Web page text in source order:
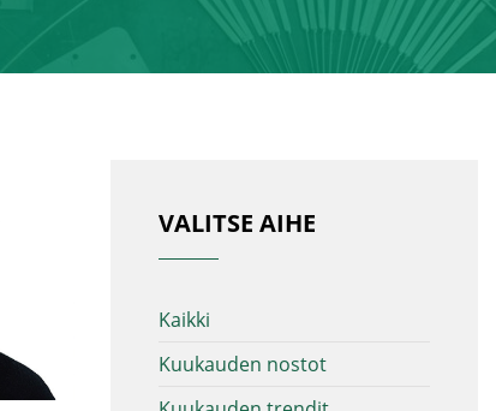
VALITSE AIHE
Kaikki
Kuukauden nostot